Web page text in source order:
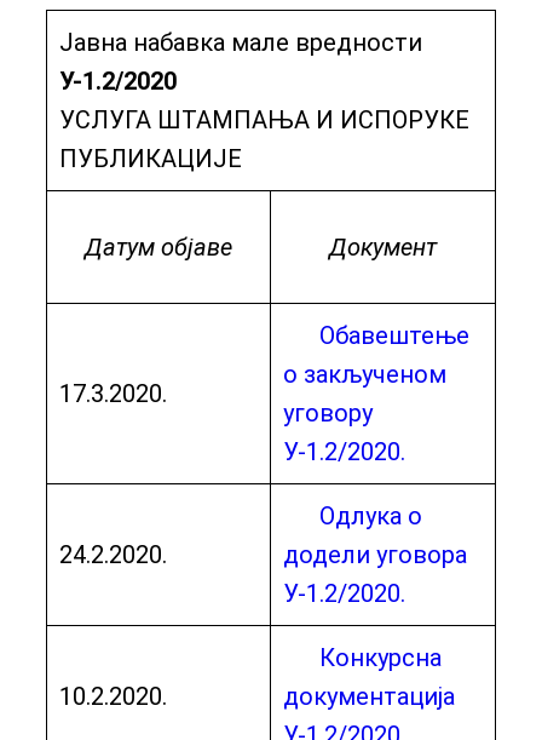
Јавна набавка мале вредности
У-1.2/2020
УСЛУГА ШТАМПАЊА И ИСПОРУКЕ
ПУБЛИКАЦИЈЕ
Датум објаве Документ
17.3.2020.
Обавештење
о закљученом
уговору
У-1.2/2020.
24.2.2020.
Одлука о
додели уговора
У-1.2/2020.
10.2.2020.
Конкурсна
документација